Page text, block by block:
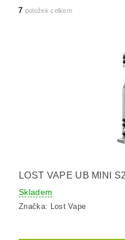
7 položek celkem
LOST VAPE UB MINI
Skladem
Značka: Lost Vape